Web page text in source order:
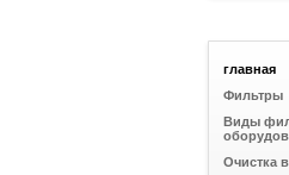
главная
Фильтры
Виды
Очистка